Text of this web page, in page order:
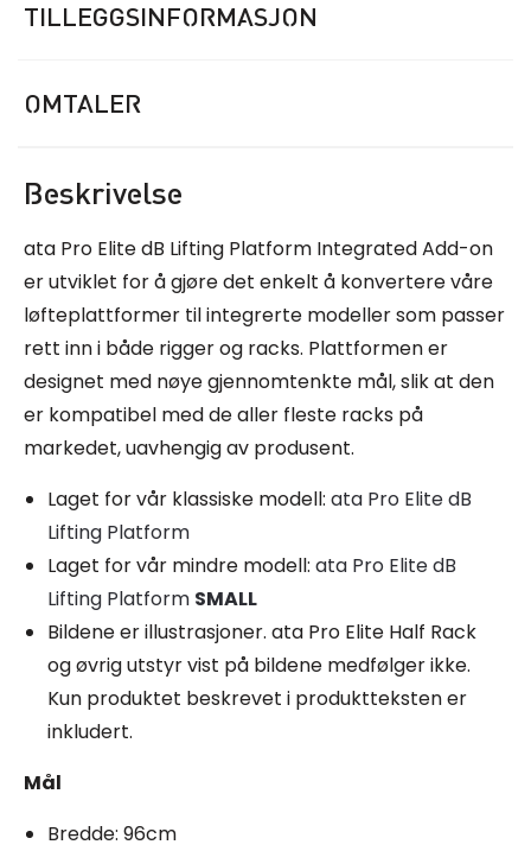
TILLEGGSINFORMASJON
OMTALER
Beskrivelse
ata Pro Elite dB Lifting Platform Integrated Add-on
er utviklet for å gjøre det enkelt å konvertere våre
løfteplattformer til integrerte modeller som passer
rett inn i både rigger og racks. Plattformen er
designet med nøye gjennomtenkte mål, slik at den
er kompatibel med de aller fleste racks på
markedet, uavhengig av produsent.
Laget for vår klassiske modell: ata Pro Elite dB
Lifting Platform
Laget for vår mindre modell: ata Pro Elite dB
Lifting Platform SMALL
Bildene er illustrasjoner. ata Pro Elite Half Rack
og øvrig utstyr vist på bildene medfølger ikke.
Kun produktet beskrevet i produktteksten er
inkludert.
Mål
Bredde: 96cm